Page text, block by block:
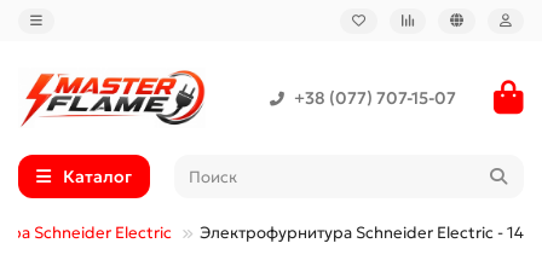
+38 (077) 707-15-07
Каталог
Schneider Electric Электрофурнитура Schneider Electric - 14